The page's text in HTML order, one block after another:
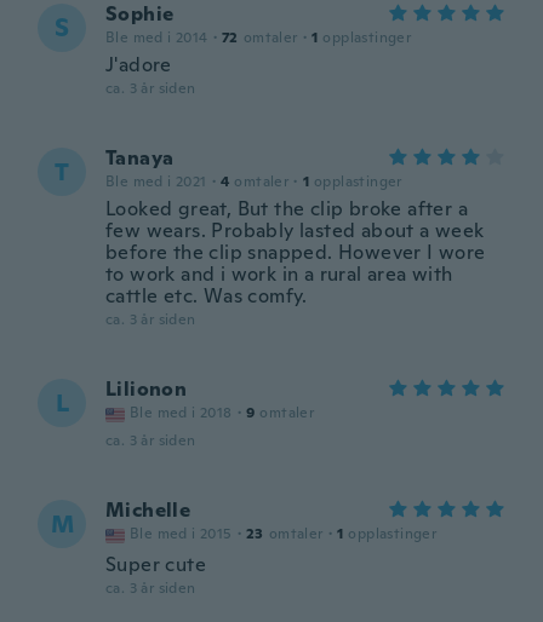
S Sophie
Ble med i 2014 · 72 omtaler · 1 opplastinger
J'adore
ca. 3 år siden
T Tanaya
Ble med i 2021 · 4 omtaler · 1 opplastinger
Looked great, But the clip broke after a
few wears. Probably lasted about a week
before the clip snapped. However I wore
to work and i work in a rural area with
cattle etc. Was comfy.
ca. 3 år siden
L Lilionon
Ble med i 2018 · 9 omtaler
ca. 3 år siden
M Michelle
Ble med i 2015 · 23 omtaler · 1 opplastinger
Super cute
ca. 3 år siden